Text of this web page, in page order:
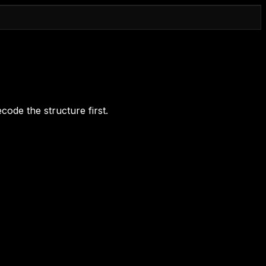
the structure first.